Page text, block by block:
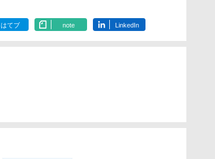
はてブ note LinkedIn